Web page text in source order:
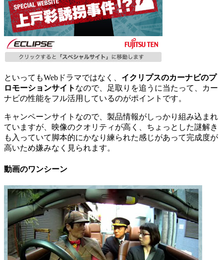
といってもWebドラマではなく、 イクリプスのカーナビのプ
ロモーションサイト なので、足取りを追うに当たって、カー
ナビの性能をフル活用しているのがポイントです。
キャンペーンサイトなので、製品情報がしっかり組み込まれ
ていますが、映像のクオリティが高く、ちょっとした謎解き
も入っていて脚本的にかなり練られた感じがあって完成度が
高いため嫌みなく見られます。
動画のワンシーン